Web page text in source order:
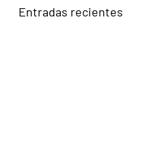
Entradas recientes